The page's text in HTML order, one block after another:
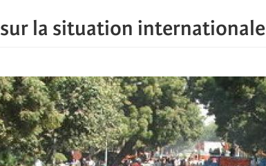
la situation internationale